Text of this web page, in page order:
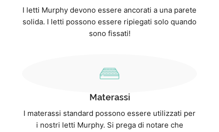
I letti Murphy devono essere ancorati a una parete
solida. I letti possono essere ripiegati solo quando
sono fissati!
Materassi
I materassi standard possono essere utilizzati per
i nostri letti Murphy. Si prega di notare che